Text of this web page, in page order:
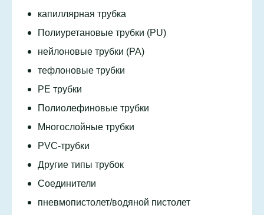
капиллярная трубка
Полиуретановые трубки (PU)
нейлоновые трубки (PA)
тефлоновые трубки
PE трубки
Полиолефиновые трубки
Многослойные трубки
PVC-трубки
Другие типы трубок
Соединители
пневмопистолет/водяной пистолет